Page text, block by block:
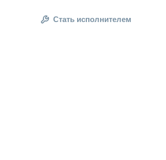
Стать исполнителем